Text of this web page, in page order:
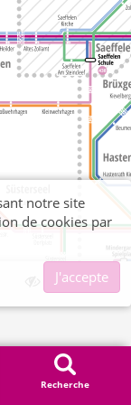
Recherche
notre site
de cookies par
J'accepte